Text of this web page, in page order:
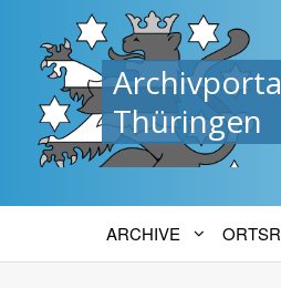
Thüringen
ARCHIVE